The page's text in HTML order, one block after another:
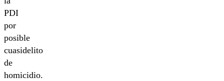
PDI
por
posible
cuasidelito
de
homicidio.